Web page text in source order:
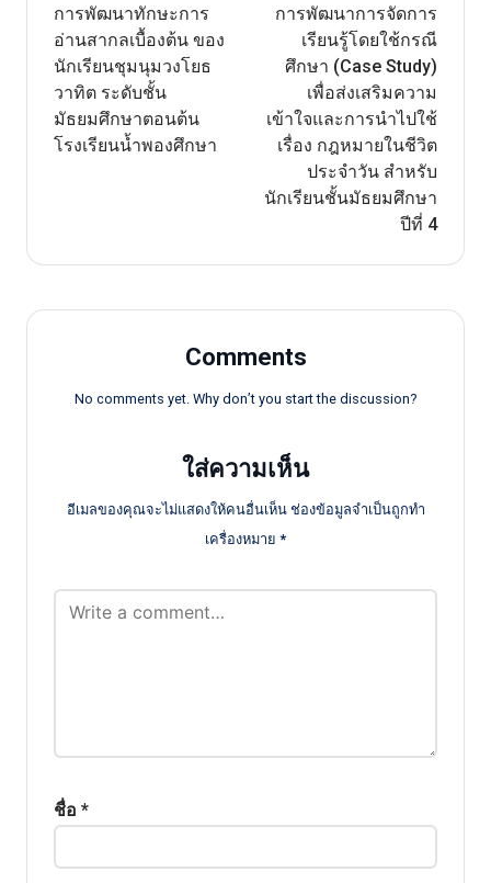
การพัฒนาทักษะการ
อ่านสากลเบื้องต้น ของ
นักเรียนชุมนุมวงโยธ
วาทิต ระดับชั้น
มัธยมศึกษาตอนต้น
โรงเรียนน้ำพองศึกษา
การพัฒนาการจัดการ
เรียนรู้โดยใช้กรณี
ศึกษา (Case Study)
เพื่อส่งเสริมความ
เข้าใจและการนำไปใช้
เรื่อง กฎหมายในชีวิต
ประจำวัน สำหรับ
นักเรียนชั้นมัธยมศึกษา
ปีที่ 4
Comments
No comments yet. Why don’t you start the discussion?
ใส่ความเห็น
อีเมลของคุณจะไม่แสดงให้คนอื่นเห็น ช่องข้อมูลจำเป็นถูกทำ
เครื่องหมาย *
ชื่อ *